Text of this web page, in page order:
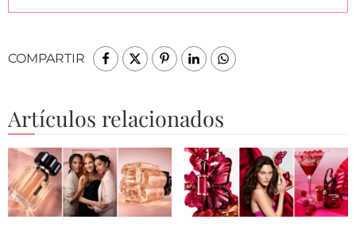
COMPARTIR
Artículos relacionados